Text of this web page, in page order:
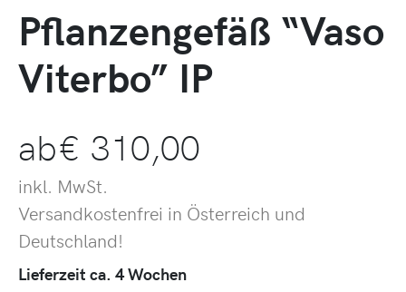
Pflanzengefäß “Vaso
Viterbo” IP
ab€ 310,00
inkl. MwSt.
Versandkostenfrei in Österreich und
Deutschland!
Lieferzeit ca. 4 Wochen